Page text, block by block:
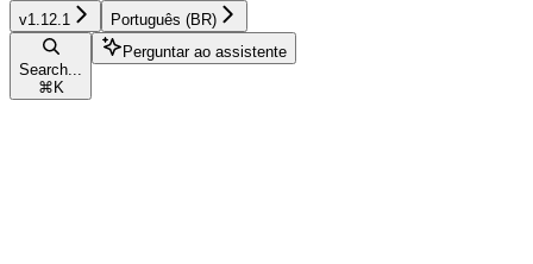
v1.12.1 Português (BR)
Search...
⌘ K
Perguntar ao assistente